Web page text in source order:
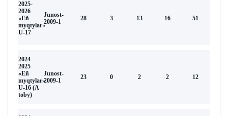
2025-
2026
«Eñ
myqtylar»
U-17
Junost-
2009-1
28 3 13 16 51
2024-
2025
«Eñ
myqtylar»
U-16 (А
toby)
Junost-
2009-1
23 0 2 2 12